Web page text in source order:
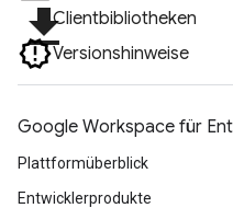
file_downloadClientbibliotheken
Versionshinweise
Google Workspace für
Plattformüberblick
Entwicklerprodukte